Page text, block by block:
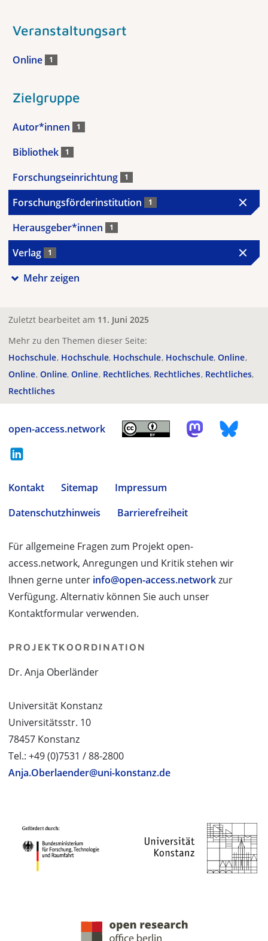
Veranstaltungsart
Online 1
Zielgruppe
Autor*innen 1
Bibliothek 1
Forschungseinrichtung 1
Forschungsförderinstitution 1
Herausgeber*innen 1
Verlag 1
Mehr zeigen
Zuletzt bearbeitet am 11. Juni 2025
Mehr zu den Themen dieser Seite:
Hochschule Hochschule Hochschule Hochschule Online
Online Online Online Rechtliches Rechtliches Rechtliches
Rechtliches
open-access.network
Kontakt Sitemap
Impressum
Datenschutzhinweis
Barrierefreiheit
Für allgemeine Fragen zum Projekt open-
access.network, Anregungen und Kritik stehen wir
Ihnen gerne unter info@open-access.networkzur
Verfügung. Alternativ können Sie auch unser
Kontaktformular verwenden.
PROJEKTKOORDINATION
Dr. Anja Oberländer
Universität Konstanz
Universitätsstr. 10
78457 Konstanz
Tel.: +49 (0)7531 / 88-2800
Anja.Oberlaender@uni-konstanz.de